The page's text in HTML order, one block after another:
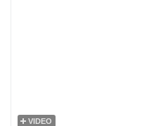
VIDEO